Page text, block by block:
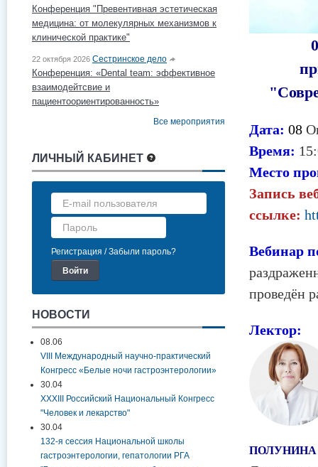
Конференция "Превентивная эстетическая
медицина: от молекулярных механизмов к
клинической практике"
22 октября 2026 Сестринское дело
Конференция: «Dental team: эффективное
взаимодейтсвие и
пациентоориентированность»
Все мероприятия
ЛИЧНЫЙ КАБИНЕТ
Регистрация Забыли пароль?
НОВОСТИ
08.06
VIII Международный научно-практический
Конгресс «Белые ночи гастроэнтерологии»
30.04
XXXIII Российский Национальный Конгресс
"Человек и лекарство"
30.04
132-я сессия Национальной школы
гастроэнтерологии, гепатологии РГА
Дата: 08
Время:
Место
Запись
ссылке:
Вебинар
проведён
Лектор: